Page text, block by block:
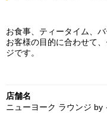
お食事、ティータイム、
お客様の目的に合わせて
ジです。
店舗名
ニューヨーク ラウンジ by